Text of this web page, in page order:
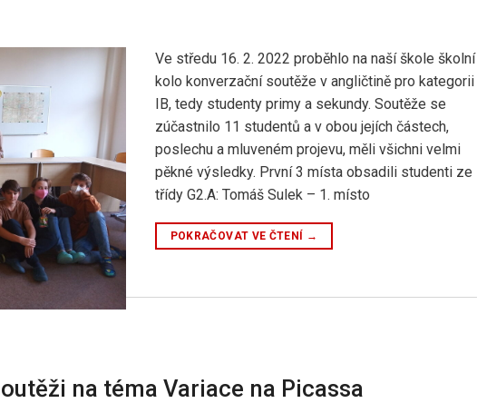
Ve středu 16. 2. 2022 proběhlo na naší škole školní
kolo konverzační soutěže v angličtině pro kategorii
IB, tedy studenty primy a sekundy. Soutěže se
zúčastnilo 11 studentů a v obou jejích částech,
poslechu a mluveném projevu, měli všichni velmi
pěkné výsledky. První 3 místa obsadili studenti ze
třídy G2.A: Tomáš Sulek – 1. místo
POKRAČOVAT VE ČTENÍ →
na téma Variace na Picassa